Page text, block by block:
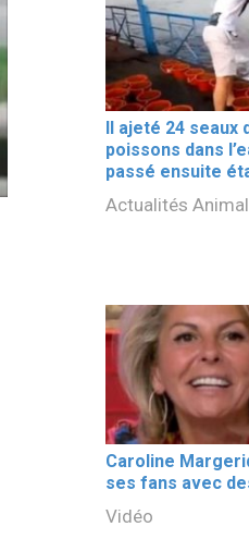
Il ajeté 24 seaux
poissons dans
passé ensuite
Actualités
Caroline
ses fans avec
Vidéo